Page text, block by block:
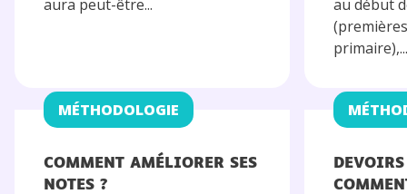
aura peut-être...
au début
COMMENT AMÉLIORER SES
NOTES ?
MÉTHODOLOGIE